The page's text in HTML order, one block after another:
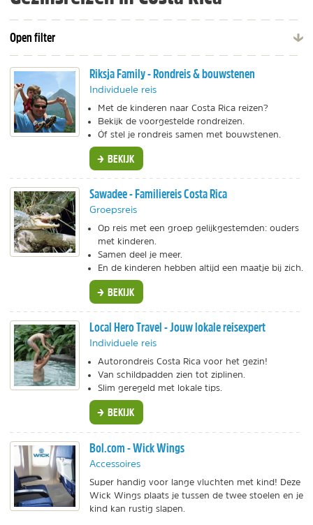
Open filter
Riksja Family - Rondreis & bouwstenen
Individuele reis
Met de kinderen naar Costa Rica reizen?
Bekijk de voorgestelde rondreizen.
Óf stel je rondreis samen met bouwstenen.
BEKIJK
Sawadee - Familiereis Costa Rica
Groepsreis
Op reis met een groep gelijkgestemden: ouders
met kinderen.
Samen deel je meer.
En de kinderen hebben altijd een maatje bij zich.
BEKIJK
Local Hero Travel - Jouw lokale reisexpert
Individuele reis
Autorondreis Costa Rica voor het gezin!
Van schildpadden zien tot ziplinen.
Slim geregeld met lokale tips.
BEKIJK
Bol.com - Wick Wings
Accessoires
Super handig voor lange vluchten met kind! Deze
Wick Wings plaats je tussen de twee stoelen en je
kind kan rustig slapen.